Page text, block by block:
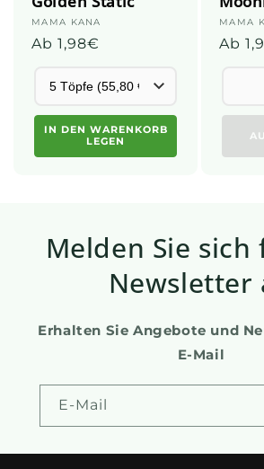
Anbieter:
MAMA KANA
Üblicher
Ab 1,98€
IN DEN WARENKORB
LEGEN
MAMA
Ab
Melden Sie sich
Newsletter
Erhalten Sie Angebote und
E-Mail
E-Mail